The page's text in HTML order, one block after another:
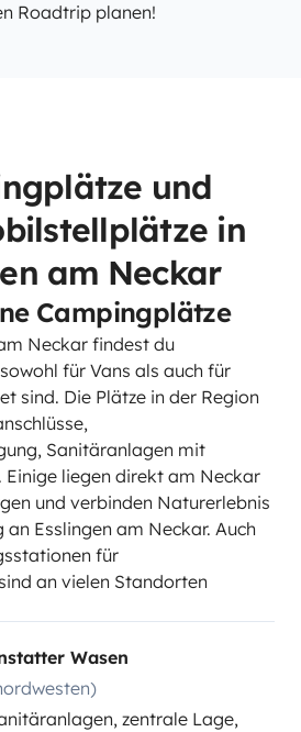
Roadtrip planen!
und
in
am Neckar
Campingplätze
Neckar findest du
für Vans als auch für
sind. Die Plätze in der Region
Sanitäranlagen mit
Einige liegen direkt am Neckar
und verbinden Naturerlebnis
Esslingen am Neckar. Auch
für
an vielen Standorten
Wasen
zentrale Lage,